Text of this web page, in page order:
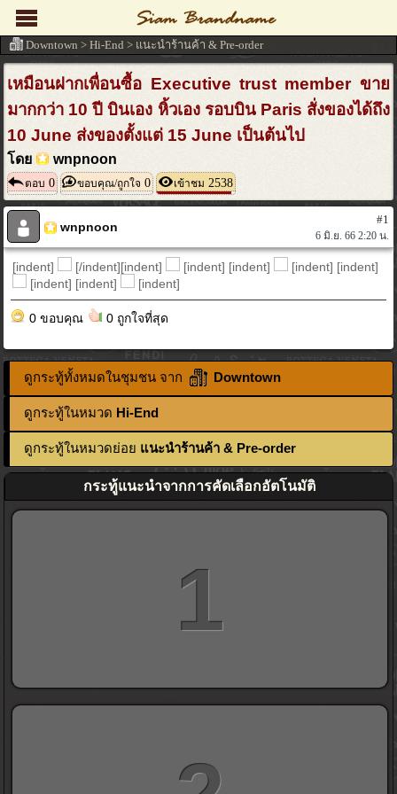
เหมือนฝากเพื่อนซื้อ Executive trust member ขาย
มากกว่า 10 ปี บินเอง หิ้วเอง รอบบิน Paris สั่งของได้ถึง
10 June ส่งของตั้งแต่ 15 June เป็นต้นไป
โดย wnpnoon
ตอบ 0 ขอบคุณ/ถูกใจ 0 เข้าชม 2538
wnpnoon
#1
6 มิ.ย. 66 2:20 น.
[indent] [/indent][indent] [indent] [indent]
[indent] [indent]
[indent] [indent]
[indent]
0 ขอบคุณ 0 ถูกใจที่สุด
ดูกระทู้ทั้งหมดในชุมชน จาก Downtown
ดูกระทู้ในหมวด Hi-End
ดูกระทู้ในหมวดย่อย แนะนำร้านค้า & Pre-order
กระทู้แนะนำจากการคัดเลือกอัตโนมัติ
1
Downtown > Hi-End > แนะนำร้านค้า & Pre-order